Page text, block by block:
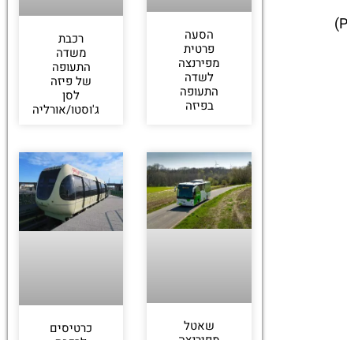
במקום לעמוד בתורים ארוכים ולפספס חוויות – הכרטיס הזה חוסך זמן ומרכז את כל האטרקציות המרכזיות של פיזה (Pisa)
הסעה
פרטית
מפירנצה
לשדה
התעופה
בפיזה
רכבת
משדה
התעופה
של פיזה
לסן
ג'וסטו/אורליה
שאטל
כרטיסים